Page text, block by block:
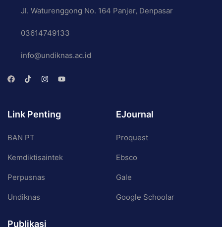
Jl. Waturenggong No. 164 Panjer, Denpasar
03614749133
info@undiknas.ac.id
Link Penting
BAN PT
Kemdiktisaintek
Perpusnas
Undiknas
EJournal
Proquest
Ebsco
Gale
Google Schoolar
Publikasi